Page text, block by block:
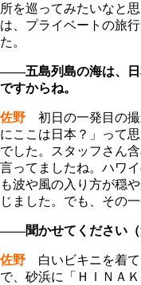
所を巡ってみたいなと
は、プライベートの旅
た。
――五島列島の海は、日
ですからね。
佐野 初日の一発目の撮
にここは日本？」って
でした。スタッフさん
言ってましたね。ハワ
も波や風の入り方が穏
じました。でも、その
――聞かせてください（
佐野 白いビキニを着て
で、砂浜に「ＨＩＮＡ